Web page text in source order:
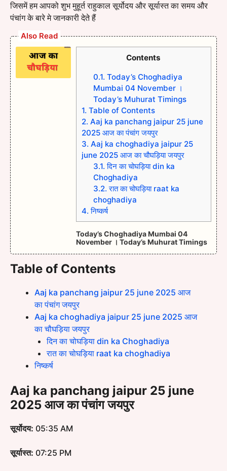
जिसमें हम आपको शुभ मुहूर्त राहुकाल सूर्योदय और सूर्यास्त का समय और
पंचांग के बारे मे जानकारी देते हैं
Also Read
Contents
0.1. Today’s Choghadiya
Mumbai 04 November ।
Today’s Muhurat Timings
1. Table of Contents
2. Aaj ka panchang jaipur 25 june
2025 आज का पंचांग जयपुर
3. Aaj ka choghadiya jaipur 25
june 2025 आज का चौघड़िया जयपुर
3.1. दिन का चोघड़िया din ka
Choghadiya
3.2. रात का चोघड़िया raat ka
choghadiya
4. निष्कर्ष
Today’s Choghadiya Mumbai 04
November । Today’s Muhurat Timings
Table of Contents
Aaj ka panchang jaipur 25 june 2025 आज
का पंचांग जयपुर
Aaj ka choghadiya jaipur 25 june 2025 आज
का चौघड़िया जयपुर
दिन का चोघड़िया din ka Choghadiya
रात का चोघड़िया raat ka choghadiya
निष्कर्ष
Aaj ka panchang jaipur 25 june
2025 आज का पंचांग जयपुर
सूर्योदय: 05:35 AM
सूर्यास्त: 07:25 PM